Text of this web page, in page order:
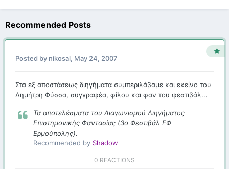
Recommended Posts
Posted by nikosal, May 24, 2007
Στα εξ αποστάσεως διηγήματα συμπεριλάβαμε και εκείνο του
Δημήτρη Φύσσα, συγγραφέα, φίλου και φαν του φεστιβάλ...
Τα αποτελέσματα του Διαγωνισμού Διηγήματος
Επιστημονικής Φαντασίας (3ο Φεστιβάλ ΕΦ
Ερμούπολης).
Recommended by Shadow
0 REACTIONS